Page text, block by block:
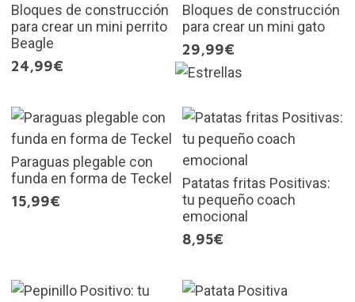
Bloques de construcción
para crear un mini perrito
Beagle
24,99€
Bloques de construcción
para crear un mini gato
29,99€
Paraguas plegable con
funda en forma de Teckel
15,99€
Patatas fritas Positivas:
tu pequeño coach
emocional
8,95€